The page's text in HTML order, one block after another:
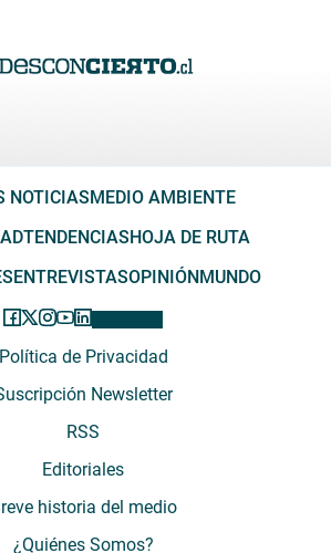
NOTICIASMEDIO AMBIENTE
TENDENCIASHOJA DE RUTA
ENTREVISTASOPINIÓNMUNDO
Política de Privacidad
Newsletter
RSS
Editoriales
historia del medio
¿Quiénes Somos?